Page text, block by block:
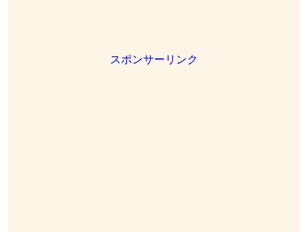
スポンサーリンク